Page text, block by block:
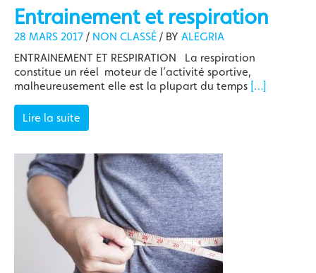
Entrainement et respiration
28 MARS 2017 / NON CLASSÉ / BY ALEGRIA
ENTRAINEMENT ET RESPIRATION La respiration
constitue un réel moteur de l’activité sportive,
malheureusement elle est la plupart du temps […]
Lire la suite